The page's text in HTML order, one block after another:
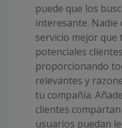
puede que los
interesante.
servicio mejor que
potenciales
proporcionando
relevantes y
tu compañía.
clientes
usuarios puedan